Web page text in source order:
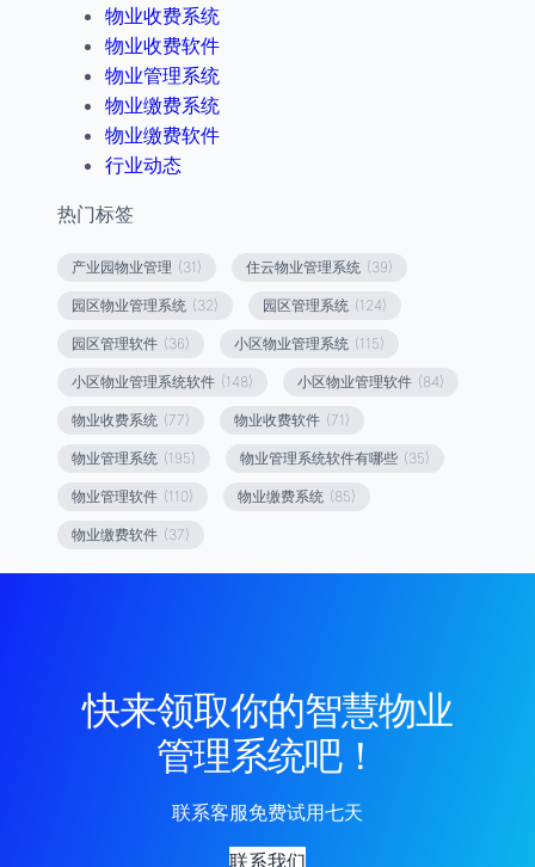
物业收费系统
物业收费软件
物业管理系统
物业缴费系统
物业缴费软件
行业动态
热门标签
产业园物业管理 (31) 住云物业管理系统 (39)
园区物业管理系统 (32) 园区管理系统 (124)
园区管理软件 (36) 小区物业管理系统 (115)
小区物业管理系统软件 (148) 小区物业管理软件 (84)
物业收费系统 (77) 物业收费软件 (71)
物业管理系统 (195) 物业管理系统软件有哪些 (35)
物业管理软件 (110) 物业缴费系统 (85)
物业缴费软件 (37)
快来领取你的智慧物业
管理系统吧！
联系客服免费试用七天
联系我们